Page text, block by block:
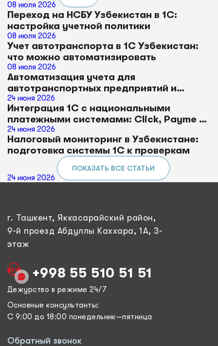
08 июля 2026
Переход на НСБУ Узбекистан в 1С:
настройка учетной политики
08 июля 2026
Учет автотранспорта в 1С Узбекистан:
что можно автоматизировать
08 июля 2026
Автоматизация учета для
автотранспортных предприятий и
логистики в 1С
24 июня 2026
Интеграция 1С с национальными
платежными системами: Click, Payme и
Uzum
24 июня 2026
Налоговый мониторинг в Узбекистане:
подготовка системы 1С к проверкам
24 июня 2026
ПОКАЗАТЬ ВСЕ СТАТЬИ
г. Ташкент, Яккасарайский район,
9-й проезд Абдуллы Каххара, 1А, 3-
этаж
+998 55 510 51 51
Дежурство в режиме 24/7
Основные консультанты:
С 9:00 до 18:00 понедельник—пятница
Обратный звонок